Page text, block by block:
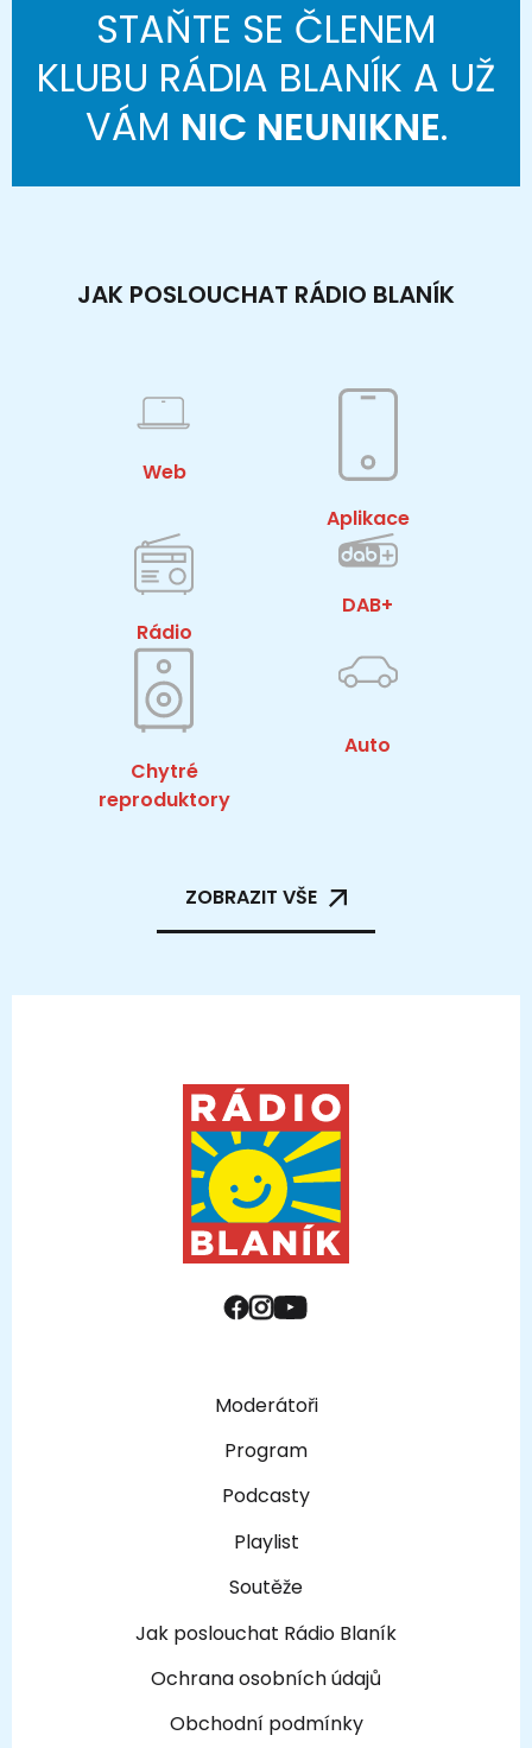
STAŇTE SE ČLENEM
KLUBU RÁDIA BLANÍK A UŽ
VÁM NIC NEUNIKNE.
JAK POSLOUCHAT RÁDIO BLANÍK
Web
Aplikace
Rádio
DAB+
Chytré
reproduktory
Auto
ZOBRAZIT VŠE
Moderátoři
Program
Podcasty
Playlist
Soutěže
Jak poslouchat Rádio Blaník
Ochrana osobních údajů
Obchodní podmínky